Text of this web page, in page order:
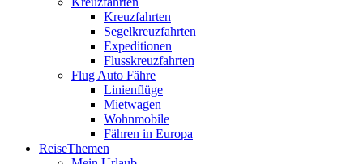
Kreuzfahrten
Segelkreuzfahrten
Expeditionen
Flusskreuzfahrten
Flug Auto Fähre
Linienflüge
Mietwagen
Wohnmobile
Fähren in Europa
ReiseThemen